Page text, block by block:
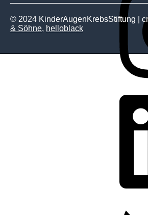
© 2024 KinderAugenKrebsStiftung |
& Söhne, helloblack